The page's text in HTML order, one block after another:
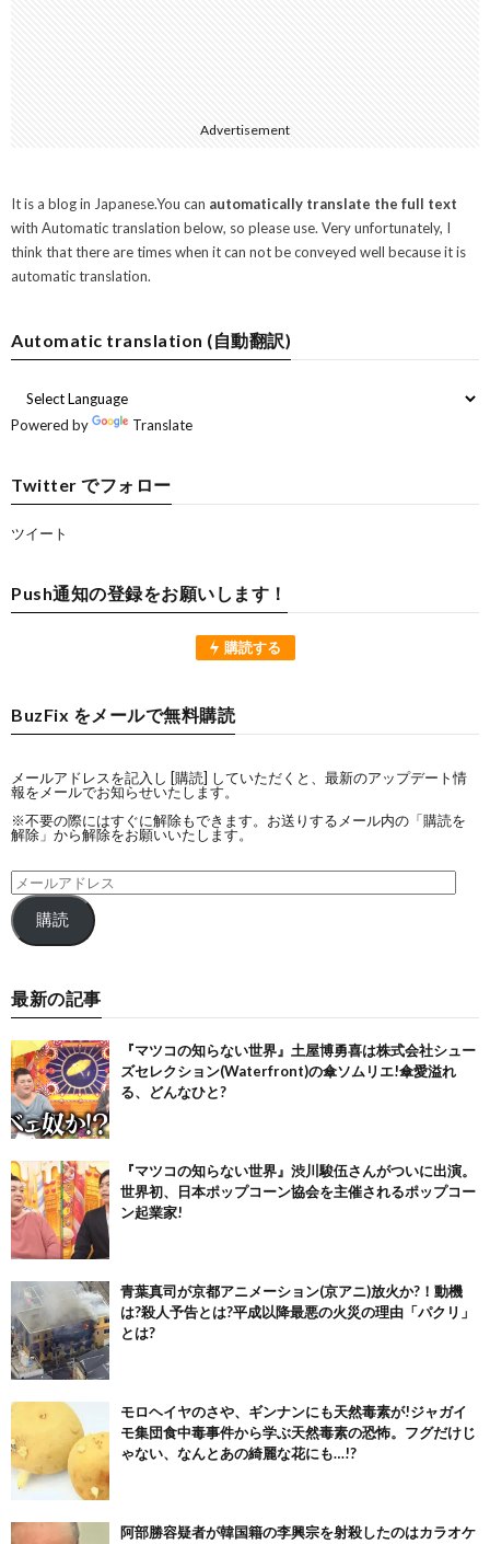
Advertisement
It is a blog in Japanese.You can automatically translate the full text
with Automatic translation below, so please use. Very unfortunately, I
think that there are times when it can not be conveyed well because it is
automatic translation.
Automatic translation (自動翻訳)
Powered by Translate
Twitter でフォロー
ツイート
Push通知の登録をお願いします！
購読する
BuzFix をメールで無料購読
メールアドレスを記入し [購読] していただくと、最新のアップデート情
報をメールでお知らせいたします。
※不要の際にはすぐに解除もできます。お送りするメール内の「購読を
解除」から解除をお願いいたします。
購読
最新の記事
『マツコの知らない世界』土屋博勇喜は株式会社シュー
ズセレクション(Waterfront)の傘ソムリエ!傘愛溢れ
る、どんなひと?
『マツコの知らない世界』渋川駿伍さんがついに出演。
世界初、日本ポップコーン協会を主催されるポップコー
ン起業家!
青葉真司が京都アニメーション(京アニ)放火か?！動機
は?殺人予告とは?平成以降最悪の火災の理由「パクリ」
とは?
モロヘイヤのさや、ギンナンにも天然毒素が!ジャガイ
モ集団食中毒事件から学ぶ天然毒素の恐怖。フグだけじ
ゃない、なんとあの綺麗な花にも…!?
阿部勝容疑者が韓国籍の李興宗を射殺したのはカラオケ